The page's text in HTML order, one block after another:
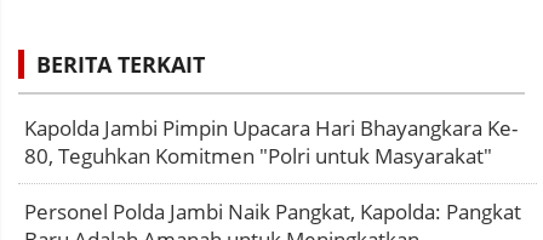
BERITA TERKAIT
Kapolda Jambi Pimpin Upacara Hari Bhayangkara Ke-
80, Teguhkan Komitmen "Polri untuk Masyarakat"
Personel Polda Jambi Naik Pangkat, Kapolda: Pangkat